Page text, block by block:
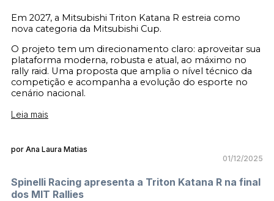
Em 2027, a Mitsubishi Triton Katana R estreia como
nova categoria da Mitsubishi Cup.
O projeto tem um direcionamento claro: aproveitar sua
plataforma moderna, robusta e atual, ao máximo no
rally raid. Uma proposta que amplia o nível técnico da
competição e acompanha a evolução do esporte no
cenário nacional.
Leia mais
por Ana Laura Matias
01/12/2025
Spinelli Racing apresenta a Triton Katana R na final
dos MIT Rallies